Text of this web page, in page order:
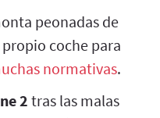
peonadas de
coche para
normativas.
2 tras las malas